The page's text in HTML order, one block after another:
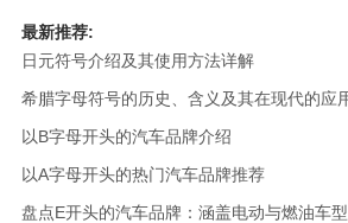
最新推荐:
日元符号介绍及其使用方法详解
希腊字母符号的历史、含义及其在现代的应
以B字母开头的汽车品牌介绍
以A字母开头的热门汽车品牌推荐
盘点E开头的汽车品牌：涵盖电动与燃油车